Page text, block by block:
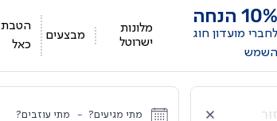
10% הנחה
לחברי מועדון חוג
השמש
מלונות
ישרוטל
מבצעים
הטבת
כאל
מתי מגיעים? - מתי עוזבים?